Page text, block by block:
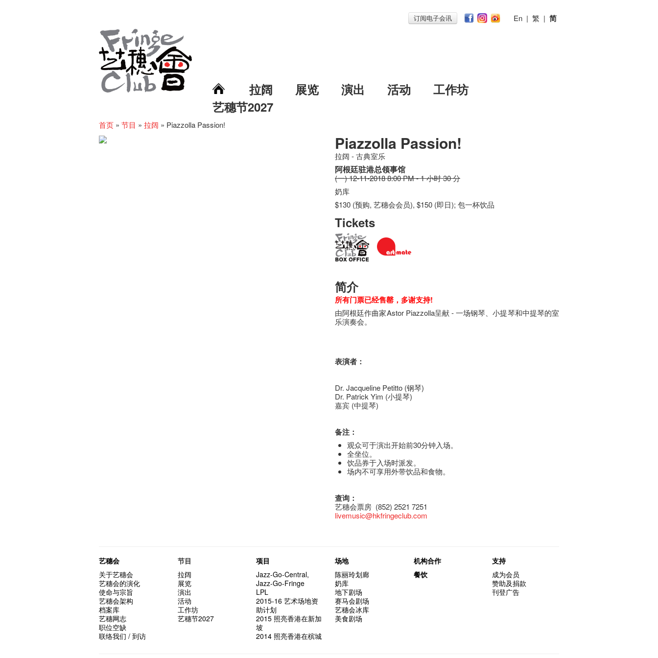
订阅电子会讯 En | 繁 | 简
拉阔 展览 演出 活动
工作坊
艺穗节2027
首页 » 节目 » 拉阔 » Piazzolla Passion!
Piazzolla Passion!
拉阔 - 古典室乐
阿根廷驻港总领事馆
(一) 12-11-2018 8:00 PM - 1 小时 30 分
奶库
$130 (预购, 艺穗会会员), $150 (即日); 包一杯饮品
Tickets
简介
所有门票已经售罄，多谢支持!
由阿根廷作曲家Astor Piazzolla呈献 - 一场钢琴、小提琴和中提琴的室
乐演奏会。
表演者：
Dr. Jacqueline Petitto (钢琴)
Dr. Patrick Yim (小提琴)
嘉宾 (中提琴)
备注：
观众可于演出开始前30分钟入场。
全坐位。
饮品券于入场时派发。
场内不可享用外带饮品和食物。
查询：
艺穗会票房 (852) 2521 7251
livemusic@hkfringeclub.com
艺穗会
关于艺穗会
艺穗会的演化
使命与宗旨
艺穗会架构
档案库
艺穗网志
职位空缺
联络我们 / 到访
节目
拉阔
展览
演出
活动
工作坊
艺穗节2027
项目
Jazz-Go-Central,
Jazz-Go-Fringe
LPL
2015-16 艺术场地资
助计划
2015 照亮香港在新加
坡
2014 照亮香港在槟城
场地
陈丽玲划廊
奶库
地下剧场
赛马会剧场
艺穗会冰库
美食剧场
机构合作
餐饮
支持
成为会员
赞助及捐款
刊登广告